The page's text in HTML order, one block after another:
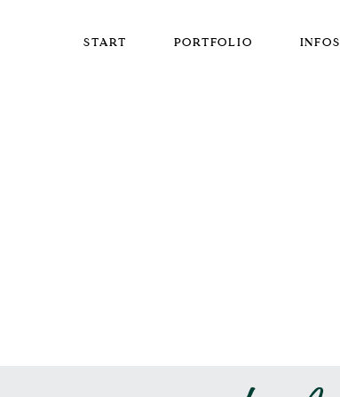
START PORTFOLIO INFOS